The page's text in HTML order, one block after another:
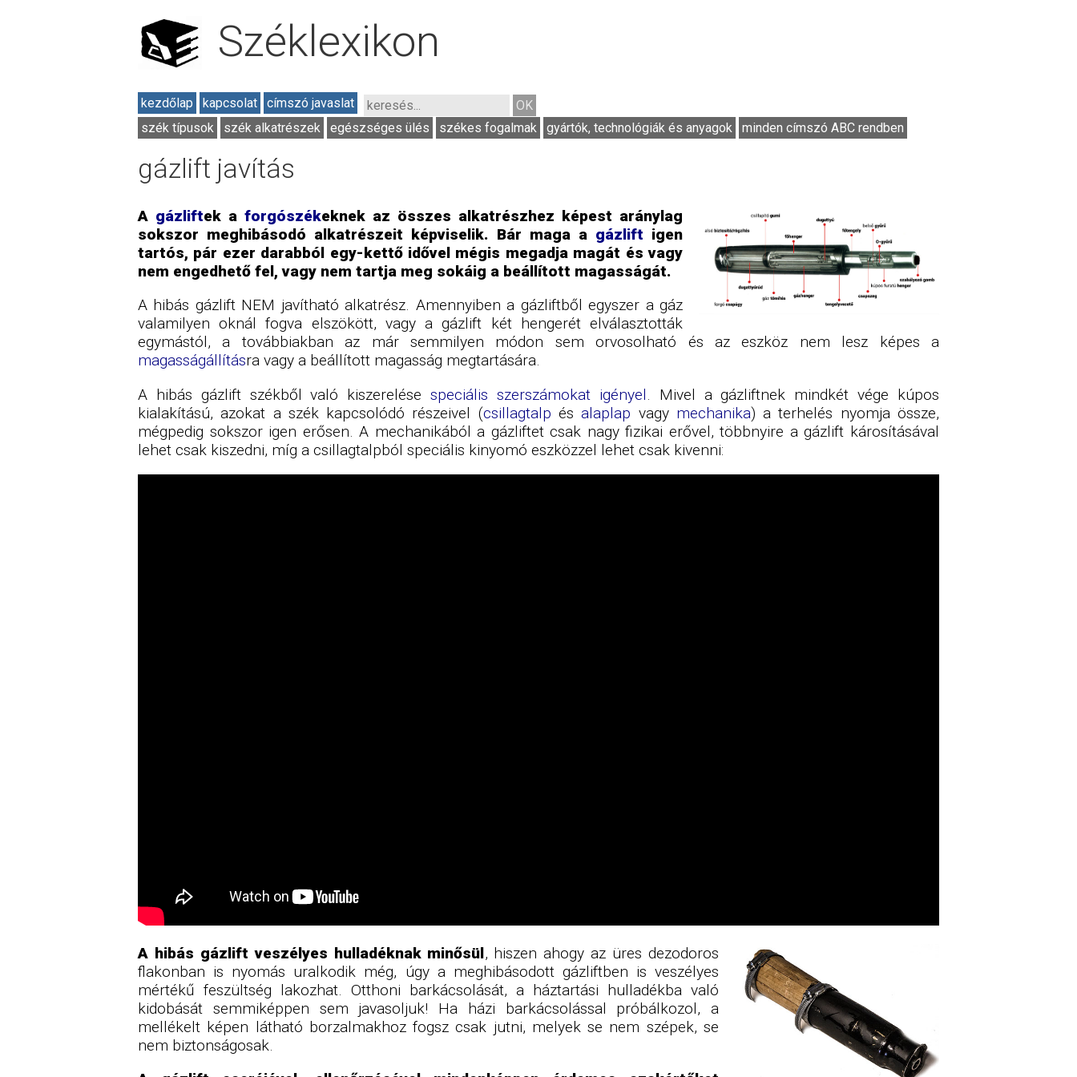
Széklexikon
kezdőlap kapcsolat
címszó javaslat
szék típusok
szék alkatrészek egészséges ülés székes fogalmak gyártók, technológiák és anyagok minden címszó ABC rendben
gázlift javítás
A gázliftek a forgószékeknek az összes alkatrészhez képest aránylag
sokszor meghibásodó alkatrészeit képviselik. Bár maga a gázlift igen
tartós, pár ezer darabból egy-kettő idővel mégis megadja magát és vagy
nem engedhető fel, vagy nem tartja meg sokáig a beállított magasságát.
A hibás gázlift NEM javítható alkatrész. Amennyiben a gázliftből egyszer a gáz
valamilyen oknál fogva elszökött, vagy a gázlift két hengerét elválasztották
egymástól, a továbbiakban az már semmilyen módon sem orvosolható és az eszköz nem lesz képes a
magasságállításra vagy a beállított magasság megtartására.
A hibás gázlift székből való kiszerelésespeciális szerszámokat igényel . Mivel a gázliftnek mindkét vége kúpos
kialakítású, azokat a szék kapcsolódó részeivel (csillagtalpés alaplap vagy mechanika) a terhelés nyomja össze,
mégpedig sokszor igen erősen. A mechanikából a gázliftet csak nagy fizikai erővel, többnyire a gázlift károsításával
lehet csak kiszedni, míg a csillagtalpból speciális kinyomó eszközzel lehet csak kivenni:
A hibás gázlift veszélyes hulladéknak minősül, hiszen ahogy az üres dezodoros
flakonban is nyomás uralkodik még, úgy a meghibásodott gázliftben is veszélyes
mértékű feszültség lakozhat. Otthoni barkácsolását, a háztartási hulladékba való
kidobását semmiképpen sem javasoljuk! Ha házi barkácsolással próbálkozol, a
mellékelt képen látható borzalmakhoz fogsz csak jutni, melyek se nem szépek, se
nem biztonságosak.